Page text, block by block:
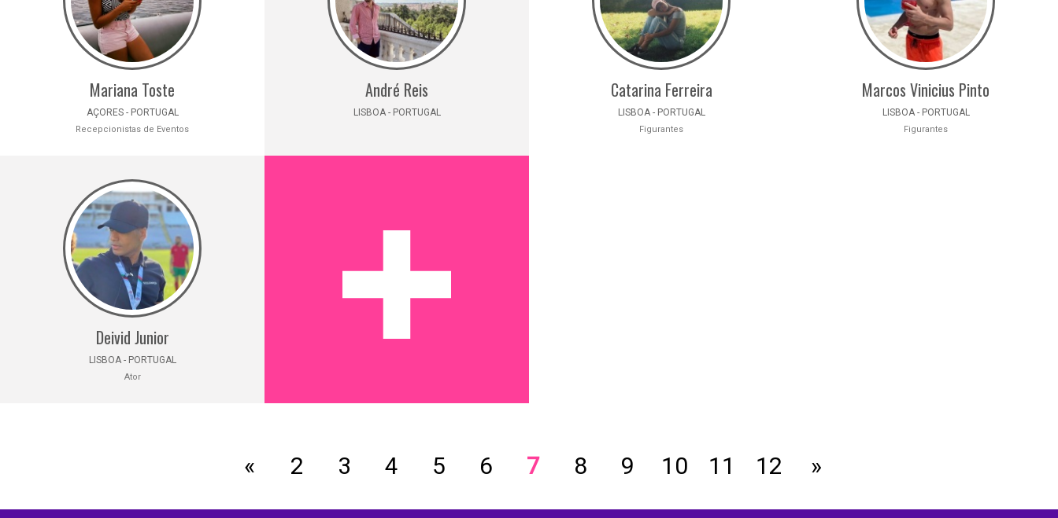
Mariana Toste
AÇORES - PORTUGAL
Recepcionistas de Eventos
André Reis
LISBOA - PORTUGAL
Catarina Ferreira
LISBOA - PORTUGAL
Figurantes
Marcos Vinicius Pinto
LISBOA - PORTUGAL
Figurantes
Deivid Junior
LISBOA - PORTUGAL
Ator
« 2 3 4 5 6 7 8 9 10 11 12 »